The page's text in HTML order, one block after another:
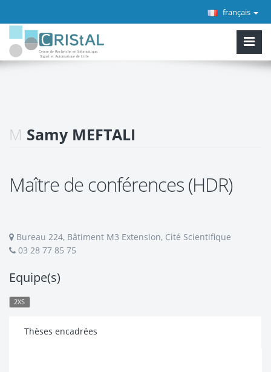
français
M Samy MEFTALI
Maître de conférences (HDR)
Bureau 224, Bâtiment M3 Extension, Cité Scientifique
03 28 77 85 75
Equipe(s)
2XS
Thèses encadrées